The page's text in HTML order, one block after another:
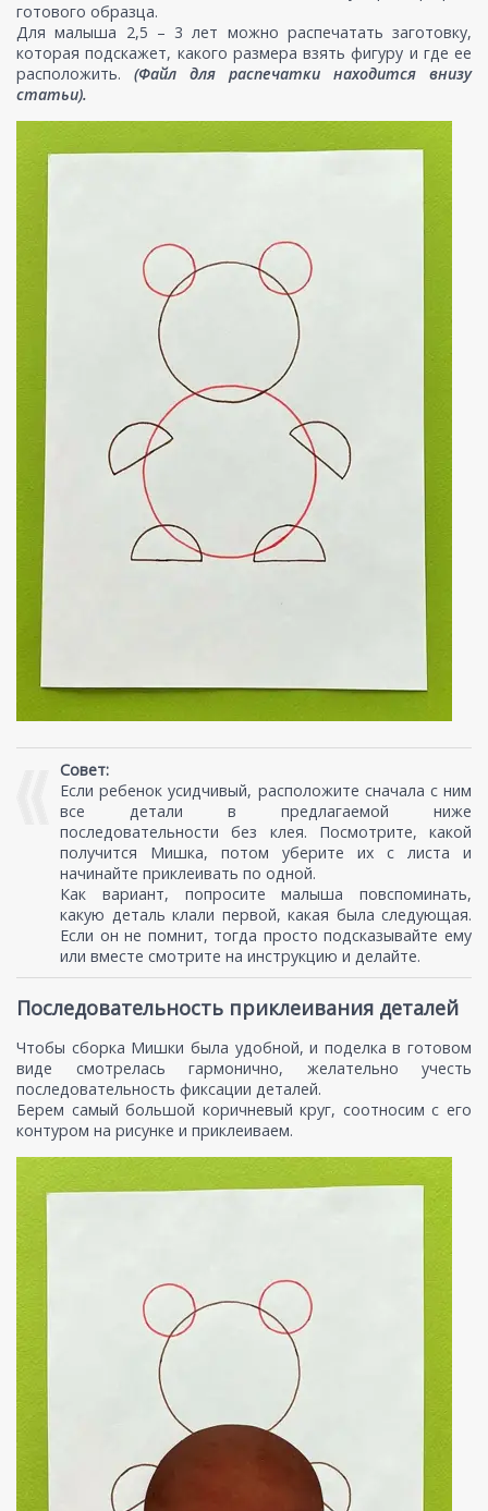
готового образца.
Для малыша 2,5 – 3 лет можно распечатать заготовку,
которая подскажет, какого размера взять фигуру и где ее
расположить. (Файл для распечатки находится внизу
статьи).
Совет:
Если ребенок усидчивый, расположите сначала с ним
все детали в предлагаемой ниже
последовательности без клея. Посмотрите, какой
получится Мишка, потом уберите их с листа и
начинайте приклеивать по одной.
Как вариант, попросите малыша повспоминать,
какую деталь клали первой, какая была следующая.
Если он не помнит, тогда просто подсказывайте ему
или вместе смотрите на инструкцию и делайте.
Последовательность приклеивания деталей
Чтобы сборка Мишки была удобной, и поделка в готовом
виде смотрелась гармонично, желательно учесть
последовательность фиксации деталей.
Берем самый большой коричневый круг, соотносим с его
контуром на рисунке и приклеиваем.